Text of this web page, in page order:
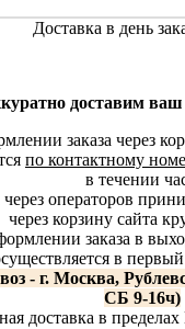
Доставка в день
доставим ваш
заказа через
по контактному
в течении
через операторов
через корзину сайта
заказа в
в
- г. Москва,
СБ 9-16ч)
доставка в